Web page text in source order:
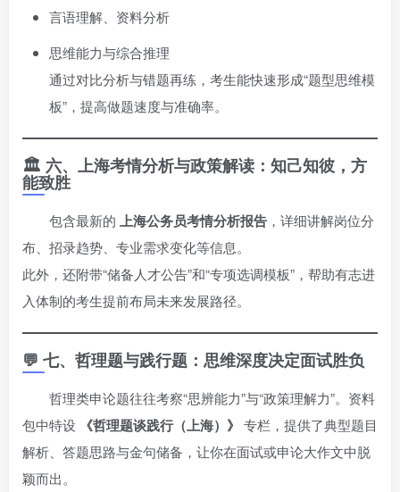
言语理解、资料分析
思维能力与综合推理
通过对比分析与错题再练，考生能快速形成“题型思维模
板”，提高做题速度与准确率。
🏛️ 六、上海考情分析与政策解读：知己知彼，方
能致胜
包含最新的 上海公务员考情分析报告 ，详细讲解岗位分
布、招录趋势、专业需求变化等信息。
此外，还附带“储备人才公告”和“专项选调模板”，帮助有志进
入体制的考生提前布局未来发展路径。
💬 七、哲理题与践行题：思维深度决定面试胜负
哲理类申论题往往考察“思辨能力”与“政策理解力”。资料
包中特设 《哲理题谈践行（上海）》 专栏，提供了典型题目
解析、答题思路与金句储备，让你在面试或申论大作文中脱
颖而出。